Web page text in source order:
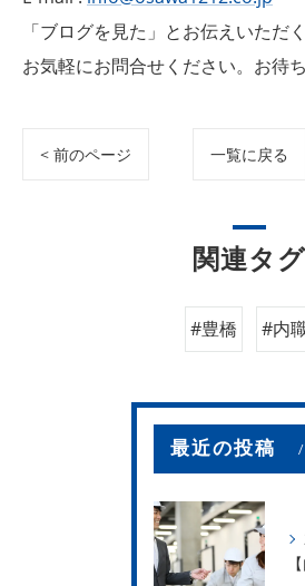
「ブログを見た」とお伝えいただ
お気軽にお問合せください。お待
< 前のページ 一覧に戻る
関連タグ
#豊橋 #内
最近の投稿